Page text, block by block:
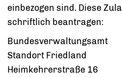
einbezogen sind. Diese
schriftlich beantragen:
Bundesverwaltungsamt
Standort Friedland
Heimkehrerstraße 16